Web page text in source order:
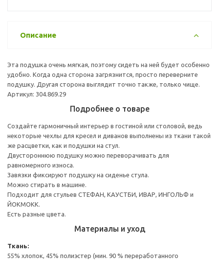
Описание
Эта подушка очень мягкая, поэтому сидеть на ней будет особенно
удобно. Когда одна сторона загрязнится, просто переверните
подушку. Другая сторона выглядит точно также, только чище.
Артикул: 304.869.29
Подробнее о товаре
Создайте гармоничный интерьер в гостиной или столовой, ведь
некоторые чехлы для кресел и диванов выполнены из ткани такой
же расцветки, как и подушки на стул.
Двустороннюю подушку можно переворачивать для
равномерного износа.
Завязки фиксируют подушку на сиденье стула.
Можно стирать в машине.
Подходит для стульев СТЕФАН, КАУСТБИ, ИВАР, ИНГОЛЬФ и
ЙОКМОКК.
Есть разные цвета.
Материалы и уход
Ткань:
55% хлопок, 45% полиэстер (мин. 90 % переработанного